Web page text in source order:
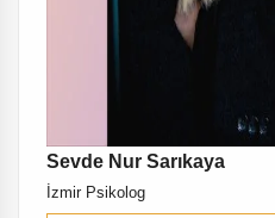
Sevde Nur Sarıkaya
İzmir Psikolog